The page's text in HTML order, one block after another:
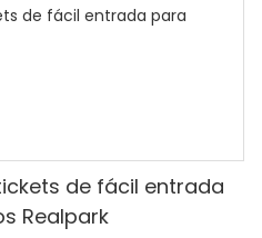
de fácil entrada
Realpark